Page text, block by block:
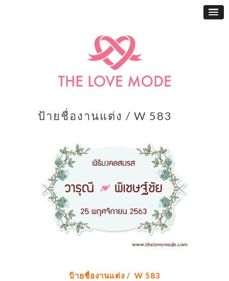
ป้ายชื่องานแต่ง / W 583
ป้ายชื่องานแต่ง / W 583